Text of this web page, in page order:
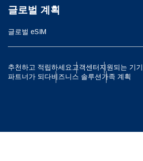
글로벌 계획
글로벌 eSIM
추천하고 적립하세요고객센터지원되는 기기
파트너가 되다비즈니스 솔루션가족 계획